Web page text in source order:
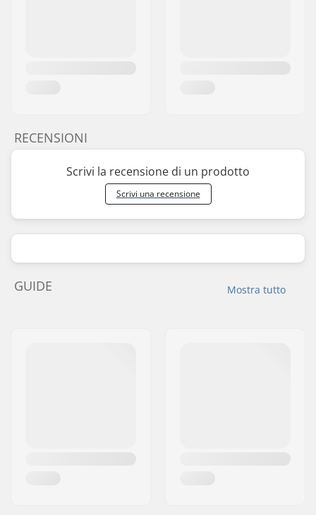
RECENSIONI
Scrivi la recensione di un prodotto
Scrivi una recensione
Mostra tutto
GUIDE